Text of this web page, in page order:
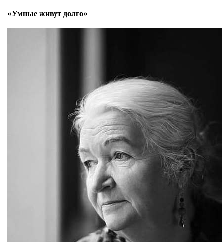
«Умные живут долго»